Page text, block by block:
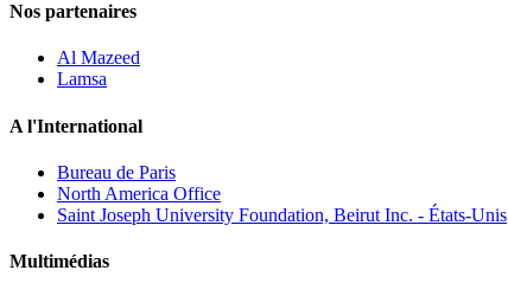
Nos partenaires
Al Mazeed
Lamsa
A l'International
Bureau de Paris
North America Office
Saint Joseph University Foundation, Beirut Inc. - États-Unis
Multimédias